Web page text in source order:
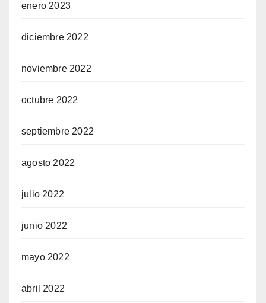
enero 2023
diciembre 2022
noviembre 2022
octubre 2022
septiembre 2022
agosto 2022
julio 2022
junio 2022
mayo 2022
abril 2022